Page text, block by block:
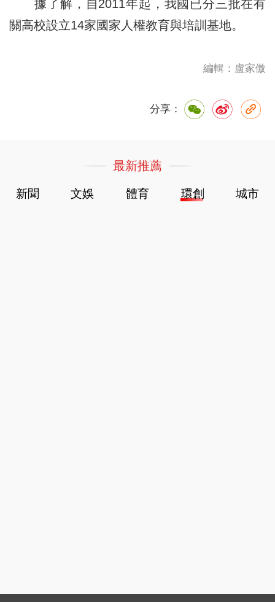
據了解，自2011年起，我國已分三批在有
關高校設立14家國家人權教育與培訓基地。
編輯：盧家傲
分享：
最新推薦
新聞 文娛 體育 環創 城市